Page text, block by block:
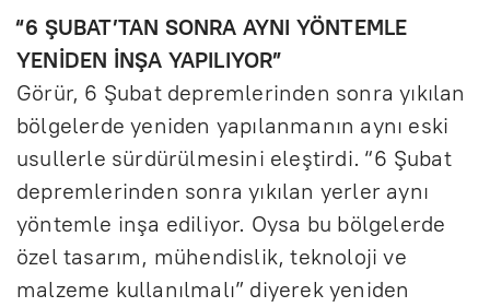
“6 ŞUBAT’TAN SONRA AYNI YÖNTEMLE
YENİDEN İNŞA YAPILIYOR”
Görür, 6 Şubat depremlerinden sonra yıkılan
bölgelerde yeniden yapılanmanın aynı eski
usullerle sürdürülmesini eleştirdi. “6 Şubat
depremlerinden sonra yıkılan yerler aynı
yöntemle inşa ediliyor. Oysa bu bölgelerde
özel tasarım, mühendislik, teknoloji ve
malzeme kullanılmalı” diyerek yeniden